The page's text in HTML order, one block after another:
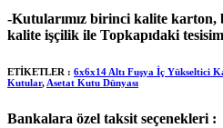
-Kutularımız birinci kalite
kalite işçilik ile Topkapıdaki
ETİKETLER : 6x6x14 Altı Fuşya İç Yükseltici
Kutular, Asetat Kutu Dünyası
Bankalara özel taksit seçenekleri :